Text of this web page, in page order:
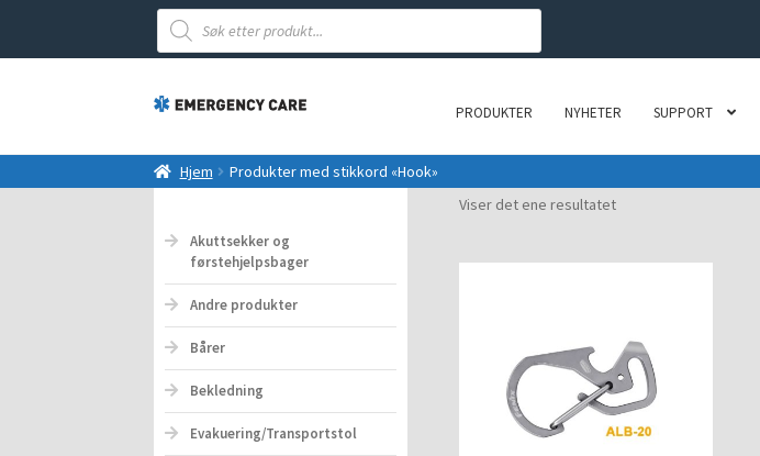
Products
search
PRODUKTER NYHETER SUPPORT
Hjem
Produkter med stikkord «Hook»
Viser det ene resultatet
Akuttsekker og
førstehjelpsbager
Andre produkter
Bårer
Bekledning
Evakuering/Transportstol